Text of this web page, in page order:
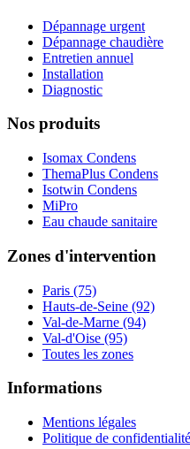
Dépannage urgent
Dépannage chaudière
Entretien annuel
Installation
Diagnostic
Nos produits
Isomax Condens
ThemaPlus Condens
Isotwin Condens
MiPro
Eau chaude sanitaire
Zones d'intervention
Paris (75)
Hauts-de-Seine (92)
Val-de-Marne (94)
Val-d'Oise (95)
Toutes les zones
Informations
Mentions légales
Politique de confidentialité